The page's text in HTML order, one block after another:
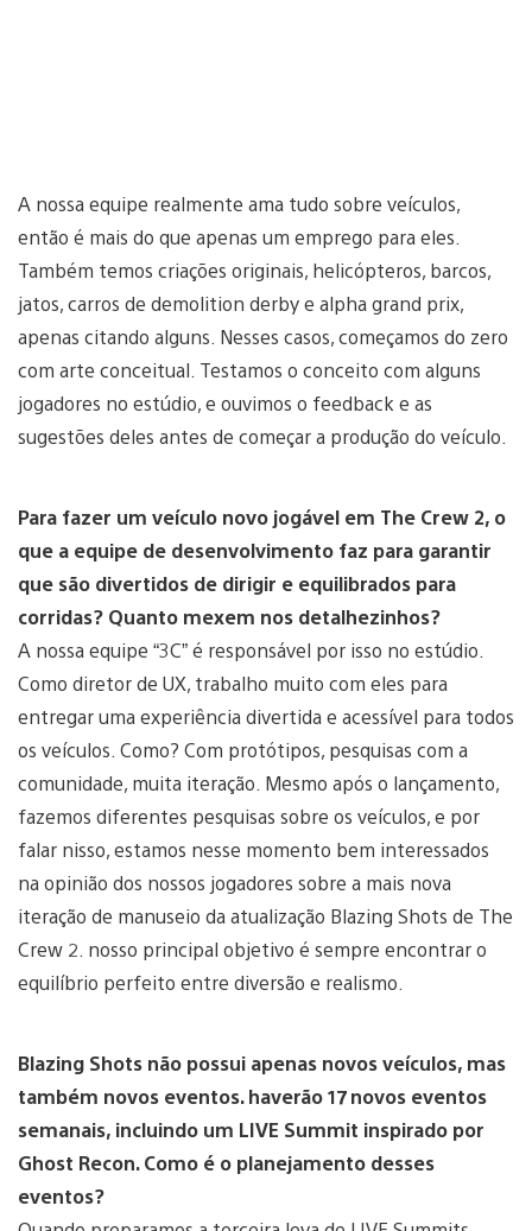
A nossa equipe realmente ama tudo sobre veículos,
então é mais do que apenas um emprego para eles.
Também temos criações originais, helicópteros, barcos,
jatos, carros de demolition derby e alpha grand prix,
apenas citando alguns. Nesses casos, começamos do zero
com arte conceitual. Testamos o conceito com alguns
jogadores no estúdio, e ouvimos o feedback e as
sugestões deles antes de começar a produção do veículo.
Para fazer um veículo novo jogável em The Crew 2, o
que a equipe de desenvolvimento faz para garantir
que são divertidos de dirigir e equilibrados para
corridas? Quanto mexem nos detalhezinhos?
A nossa equipe “3C” é responsável por isso no estúdio.
Como diretor de UX, trabalho muito com eles para
entregar uma experiência divertida e acessível para todos
os veículos. Como? Com protótipos, pesquisas com a
comunidade, muita iteração. Mesmo após o lançamento,
fazemos diferentes pesquisas sobre os veículos, e por
falar nisso, estamos nesse momento bem interessados
na opinião dos nossos jogadores sobre a mais nova
iteração de manuseio da atualização Blazing Shots de The
Crew 2. nosso principal objetivo é sempre encontrar o
equilíbrio perfeito entre diversão e realismo.
Blazing Shots não possui apenas novos veículos, mas
também novos eventos. haverão 17 novos eventos
semanais, incluindo um LIVE Summit inspirado por
Ghost Recon. Como é o planejamento desses
eventos?